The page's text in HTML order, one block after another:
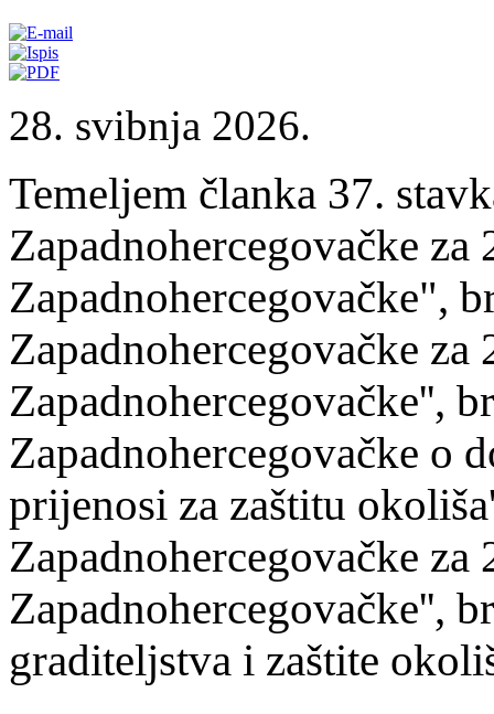
28. svibnja 2026.
Temeljem članka 37.
Zapadnohercegovačke
Zapadnohercegovačke",
Zapadnohercegovačke
Zapadnohercegovačke'',
Zapadnohercegovačke o
prijenosi za zaštitu
Zapadnohercegovačke
Zapadnohercegovačke'',
graditeljstva i zaštite